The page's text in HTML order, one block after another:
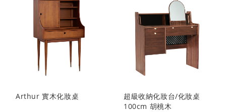
Arthur 實木化妝桌
超級收納化妝台/化妝桌
100cm 胡桃木